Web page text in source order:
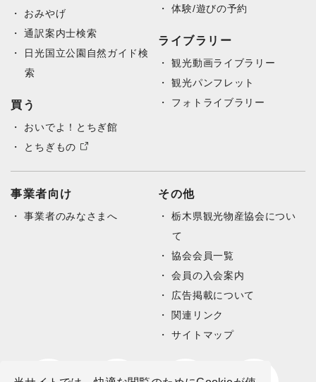
おみやげ
通訳案内士検索
日光国立公園自然ガイド検
索
買う
おいでよ！とちぎ館
とちぎもの
体験/遊びの予約
ライブラリー
観光動画ライブラリー
観光パンフレット
フォトライブラリー
事業者向け
事業者のみなさまへ
その他
栃木県観光物産協会につい
て
協会会員一覧
会員の入会案内
広告掲載について
関連リンク
サイトマップ